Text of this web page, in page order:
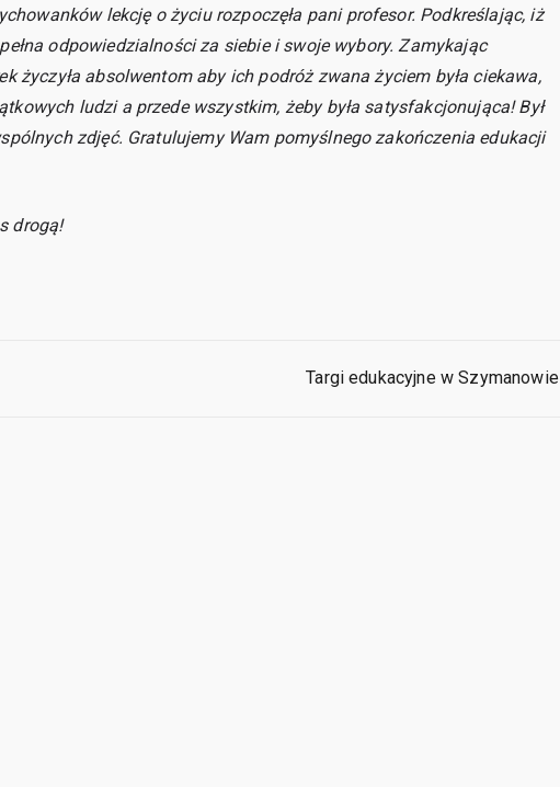
lekcję o życiu rozpoczęła pani profesor. Podkreślając, iż
odpowiedzialności za siebie i swoje wybory. Zamykając
życzyła absolwentom aby ich podróż zwana życiem była ciekawa,
ludzi a przede wszystkim, żeby była satysfakcjonująca! Był
zdjęć. Gratulujemy Wam pomyślnego zakończenia edukacji
drogą!
Targi edukacyjne w Szymanowie